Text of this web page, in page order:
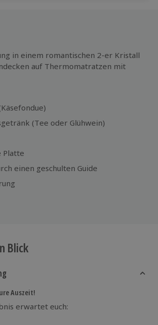
für alle Erlebnisse einlösbar.
verlängerbar.
in einem romantischen 2-er Kristall
auf Thermomatratzen mit
(Tee oder Glühwein)
Platte
einen geschulten Guide
Blick
Auszeit!
erwartet euch: